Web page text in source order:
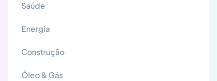
Saúde
Energia
Construção
Óleo & Gás